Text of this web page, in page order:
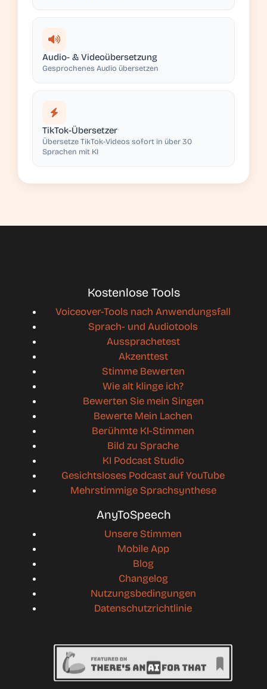
Audio- & Videoübersetzung
Gesprochenes Audio übersetzen
TikTok-Übersetzer
Übersetze TikTok-Videos sofort in über 30
Sprachen mit KI
Kostenlose Tools
Voiceover-Tools nach Anwendungsfall
Sprach- und Audiotools
Aussprachetest
Akzenttest
Stimme Bewerten
Wie alt klinge ich?
Bewerten Sie mein Singen
Bewerte Mein Lachen
Berühmte KI-Stimmen
Bild zu Sprache
KI Podcast Studio
Gesichtsloses Podcast auf YouTube
Mehrstimmige Sprachsynthese
AnyToSpeech
Unsere Stimmen
Mobile App
Blog
Changelog
Nutzungsbedingungen
Datenschutzrichtlinie